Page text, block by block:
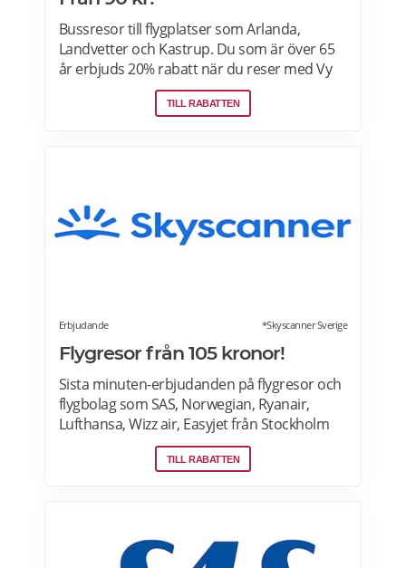
Bussresor till flygplatser som Arlanda,
Landvetter och Kastrup. Du som är över 65
år erbjuds 20% rabatt när du reser med Vy
Bus4You och Vy express. Välj kategori senior
i samband med biljettbokning och biljetten
pensionärsrabatter hos VY här.
TILL RABATTEN
Erbjudande *Skyscanner Sverige
Flygresor från 105 kronor!
Sista minuten-erbjudanden på flygresor och
flygbolag som SAS, Norwegian, Ryanair,
Lufthansa, Wizz air, Easyjet från Stockholm
Arlanda, Bromma och Skavsta flygplatser,
Göteborg Landvetter, Malmö, Köpenhamn
TILL RABATTEN